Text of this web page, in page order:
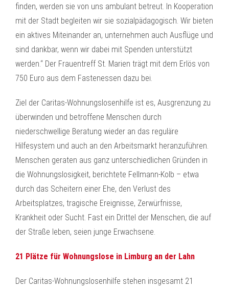
finden, werden sie von uns ambulant betreut. In Kooperation
mit der Stadt begleiten wir sie sozialpädagogisch. Wir bieten
ein aktives Miteinander an, unternehmen auch Ausflüge und
sind dankbar, wenn wir dabei mit Spenden unterstützt
werden.“ Der Frauentreff St. Marien trägt mit dem Erlös von
750 Euro aus dem Fastenessen dazu bei.
Ziel der Caritas-Wohnungslosenhilfe ist es, Ausgrenzung zu
überwinden und betroffene Menschen durch
niederschwellige Beratung wieder an das reguläre
Hilfesystem und auch an den Arbeitsmarkt heranzuführen.
Menschen geraten aus ganz unterschiedlichen Gründen in
die Wohnungslosigkeit, berichtete Fellmann-Kolb – etwa
durch das Scheitern einer Ehe, den Verlust des
Arbeitsplatzes, tragische Ereignisse, Zerwürfnisse,
Krankheit oder Sucht. Fast ein Drittel der Menschen, die auf
der Straße leben, seien junge Erwachsene.
21 Plätze für Wohnungslose in Limburg an der Lahn
Der Caritas-Wohnungslosenhilfe stehen insgesamt 21